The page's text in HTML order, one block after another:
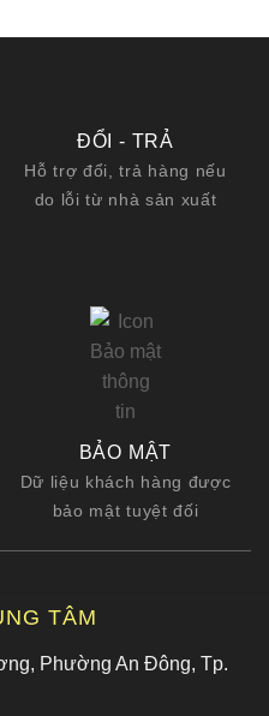
ĐỔI - TRẢ
Hỗ trợ đổi, trả hàng nếu
do lỗi từ nhà sản xuất
BẢO MẬT
Dữ liệu khách hàng được
bảo mật tuyệt đối
TÂM
Phường An Đông, Tp.